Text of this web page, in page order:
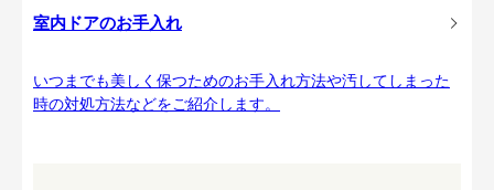
室内ドアのお手入れ
いつまでも美しく保つためのお手入れ方法や汚してしまった
時の対処方法などをご紹介します。